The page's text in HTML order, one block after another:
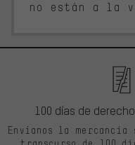
no están a la
100 días de
Envíanos la